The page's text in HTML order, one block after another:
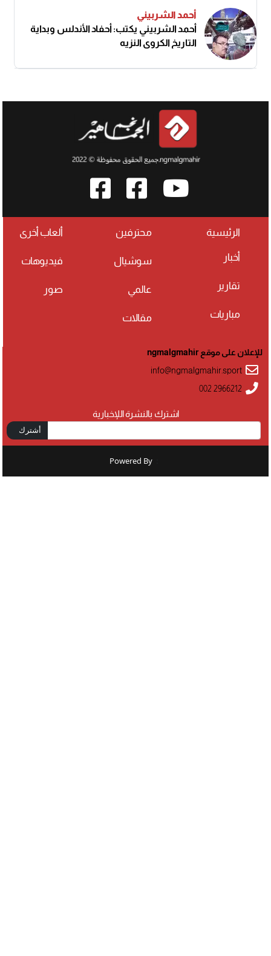
أحمد الشربيني
أحمد الشربيني يكتب: أحفاد الأندلس وبداية
التاريخ الكروي النزيه
الرئيسية
أخبار
تقارير
مباريات
محترفين
سوشيال
عالمي
مقالات
ألعاب أخرى
فيديوهات
صور
اشترك بالنشرة اللإخبارية
أشترك
للإعلان على موقع ngmalgmahir
info@ngmalgmahir.sport
002 2966212
Powered By